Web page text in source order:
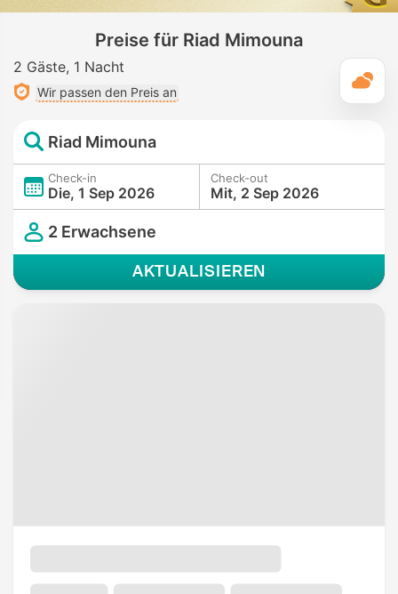
Preise für Riad Mimouna
2 Gäste 1 Nacht
Wir passen den Preis an
Riad Mimouna
Check-in
Die, 1 Sep 2026
Check-out
Mit, 2 Sep 2026
2 Erwachsene
AKTUALISIEREN